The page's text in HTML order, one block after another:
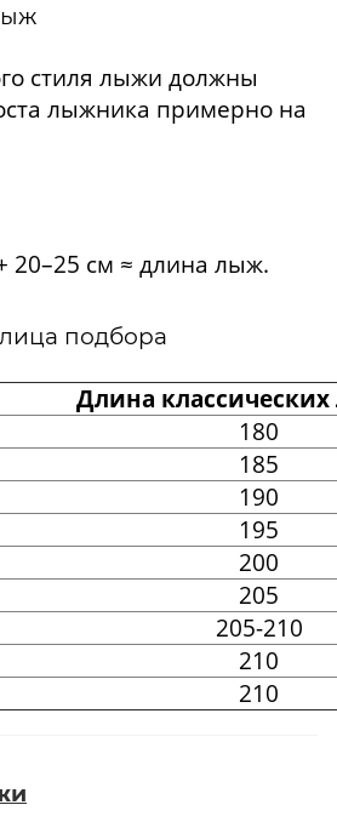
стиля лыжи должны
лыжника примерно на
20–25 см ≈ длина лыж.
подбора
Длина
180
185
190
195
200
205
205-210
210
210